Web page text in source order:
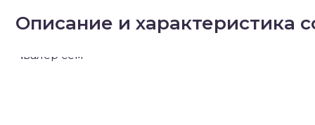
Описание и характеристика